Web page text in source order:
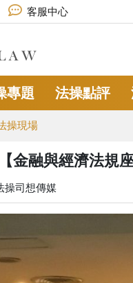
客服中心
專題 法操點評
操現場
金融與經濟法規
操司想傳媒